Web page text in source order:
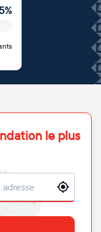
%
le plus